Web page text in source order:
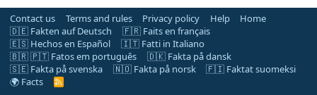
Contact us Terms and rules Privacy policy Help
Home
🇩🇪 Fakten auf Deutsch
🇫🇷 Faits en français
🇪🇸 Hechos en Español
🇮🇹 Fatti in Italiano
🇧🇷 🇵🇹 Fatos em português
🇩🇰 Fakta på dansk
🇸🇪 Fakta på svenska
🇳🇴 Fakta på norsk
🇫🇮 Faktat suomeksi
🌍 Facts
R